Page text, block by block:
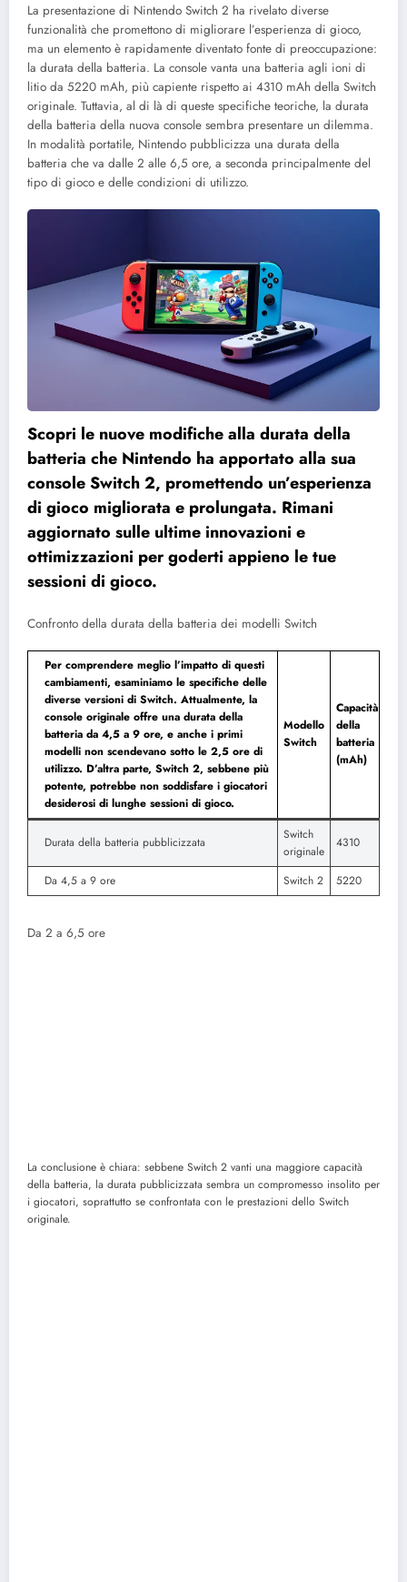
La presentazione di Nintendo Switch 2 ha rivelato diverse
funzionalità che promettono di migliorare l’esperienza di gioco,
ma un elemento è rapidamente diventato fonte di preoccupazione:
la durata della batteria. La console vanta una batteria agli ioni di
litio da 5220 mAh, più capiente rispetto ai 4310 mAh della Switch
originale. Tuttavia, al di là di queste specifiche teoriche, la durata
della batteria della nuova console sembra presentare un dilemma.
In modalità portatile, Nintendo pubblicizza una durata della
batteria che va dalle 2 alle 6,5 ore, a seconda principalmente del
tipo di gioco e delle condizioni di utilizzo.
Scopri le nuove modifiche alla durata della
batteria che Nintendo ha apportato alla sua
console Switch 2, promettendo un’esperienza
di gioco migliorata e prolungata. Rimani
aggiornato sulle ultime innovazioni e
ottimizzazioni per goderti appieno le tue
sessioni di gioco.
Confronto della durata della batteria dei modelli Switch
Per comprendere meglio l’impatto di questi
cambiamenti, esaminiamo le specifiche delle
diverse versioni di Switch. Attualmente, la
console originale offre una durata della
batteria da 4,5 a 9 ore, e anche i primi
modelli non scendevano sotto le 2,5 ore di
utilizzo. D’altra parte, Switch 2, sebbene più
potente, potrebbe non soddisfare i giocatori
desiderosi di lunghe sessioni di gioco.
Modello
Switch
Capacità
della
batteria
(mAh)
Durata della batteria pubblicizzata
Switch
originale
4310
Da 4,5 a 9 ore Switch 2 5220
Da 2 a 6,5 ​​ore
La conclusione è chiara: sebbene Switch 2 vanti una maggiore capacità
della batteria, la durata pubblicizzata sembra un compromesso insolito per
i giocatori, soprattutto se confrontata con le prestazioni dello Switch
originale.